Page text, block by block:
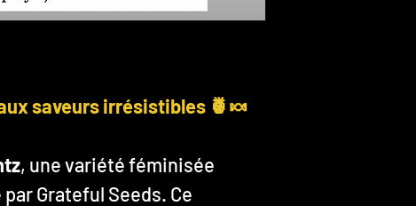
saveurs irrésistibles 🍍🍬
, une variété féminisée
Grateful Seeds. Ce